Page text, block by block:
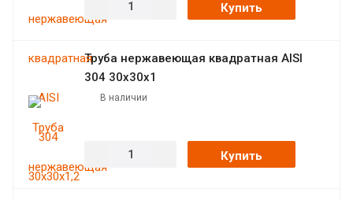
Купить
Труба нержавеющая квадратная AISI
304 30х30х1
В наличии
Купить